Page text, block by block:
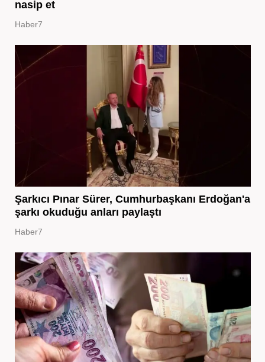
nasip et
Haber7
Şarkıcı Pınar Sürer, Cumhurbaşkanı Erdoğan'a
şarkı okuduğu anları paylaştı
Haber7